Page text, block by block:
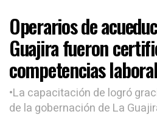
Operarios de
Guajira fueron
competencias
•La capacitación de logró
de la gobernación de La